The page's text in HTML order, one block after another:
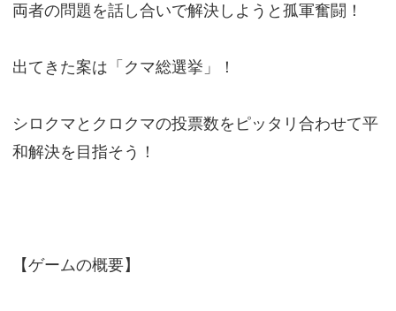
両者の問題を話し合いで解決しようと孤軍奮闘！
出てきた案は「クマ総選挙」！
シロクマとクロクマの投票数をピッタリ合わせて平
和解決を目指そう！
【ゲームの概要】